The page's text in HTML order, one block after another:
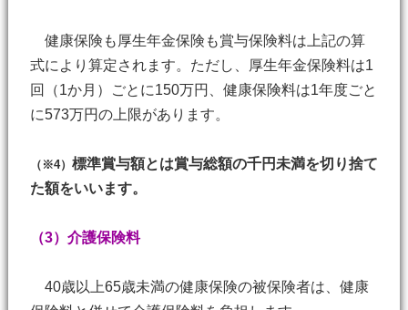
健康保険も厚生年金保険も賞与保険料は上記の算
式により算定されます。ただし、厚生年金保険料は1
回（1か月）ごとに150万円、健康保険料は1年度ごと
に573万円の上限があります。
（※4） 標準賞与額とは賞与総額の千円未満を切り捨て
た額をいいます。
（3）介護保険料
40歳以上65歳未満の健康保険の被保険者は、健康